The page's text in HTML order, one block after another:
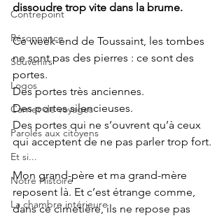
Contrepoint
Résonnance
Souvenirs
Logos
Carnet de voyages
Paroles aux citoyens
Et si...
Notre Histoire
La chambre intérieure
dissoudre trop vite dans la brume.
Ce week-end de Toussaint, les tombes
ne sont pas des pierres : ce sont des
portes.
Des portes très anciennes.
Des portes silencieuses.
Des portes qui ne s’ouvrent qu’à ceux
qui acceptent de ne pas parler trop fort.
Mon grand-père et ma grand-mère
reposent là. Et c’est étrange comme,
dans ce cimetière, ils ne repose pas